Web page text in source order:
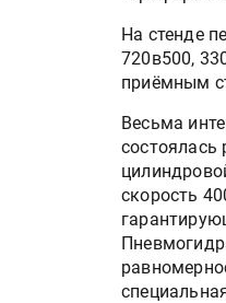
На стенде
720в500,
приёмным
Весьма
состоялась
скорость